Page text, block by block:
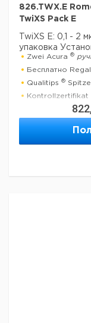
826.TWX.E
TwiXS Pack E
TwiXS E: 0,1 - 2
упаковка
Zwei Acura ®
Бесплатно
Qualitips
®
Kontrollzertifikat
Технические
Минимальный